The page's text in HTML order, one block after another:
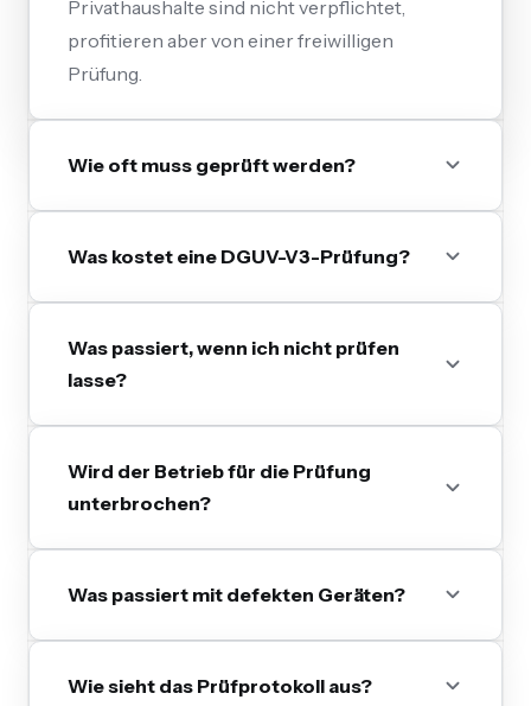
Privathaushalte sind nicht verpflichtet,
profitieren aber von einer freiwilligen
Prüfung.
Wie oft muss geprüft werden?
Was kostet eine DGUV-V3-Prüfung?
Was passiert, wenn ich nicht prüfen
lasse?
Wird der Betrieb für die Prüfung
unterbrochen?
Was passiert mit defekten Geräten?
Wie sieht das Prüfprotokoll aus?